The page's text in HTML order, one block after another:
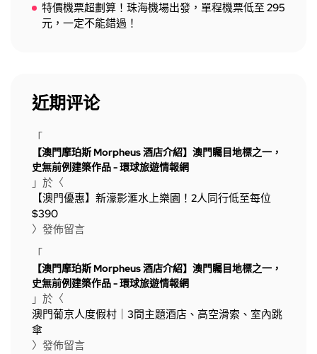
特價機票超劃算！珠海機場出發，單程機票低至 295
元，一定不能錯過！
近期评论
「
【澳門摩珀斯 Morpheus 酒店介紹】澳門矚目地標之一，
史無前例建築作品 - 環球旅遊情報網
」於〈
【澳門優惠】新濠影滙水上樂園！2人同行低至每位
$390
〉發佈留言
「
【澳門摩珀斯 Morpheus 酒店介紹】澳門矚目地標之一，
史無前例建築作品 - 環球旅遊情報網
」於〈
澳門葡京人度假村｜3間主題酒店、高空滑索、室內跳
傘
〉發佈留言